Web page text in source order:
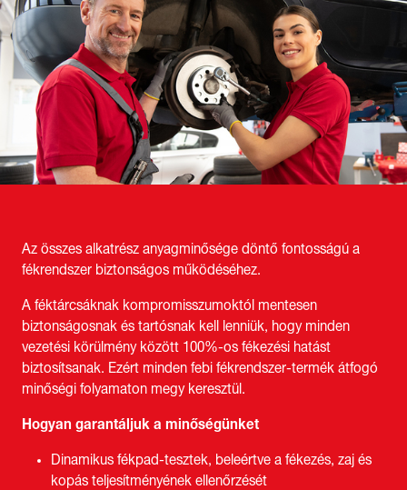
Az összes alkatrész anyagminősége döntő fontosságú a
fékrendszer biztonságos működéséhez.
A féktárcsáknak kompromisszumoktól mentesen
biztonságosnak és tartósnak kell lenniük, hogy minden
vezetési körülmény között 100%-os fékezési hatást
biztosítsanak. Ezért minden febi fékrendszer-termék átfogó
minőségi folyamaton megy keresztül.
Hogyan garantáljuk a minőségünket
Dinamikus fékpad-tesztek, beleértve a fékezés, zaj és
kopás teljesítményének ellenőrzését